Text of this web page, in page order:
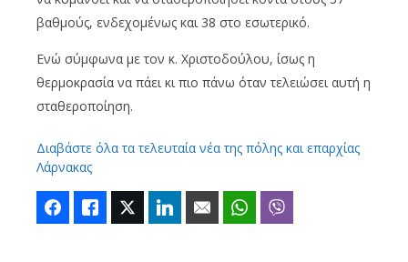
βαθμούς, ενδεχομένως και 38 στο εσωτερικό.
Ενώ σύμφωνα με τον κ. Χριστοδούλου, ίσως η
θερμοκρασία να πάει κι πιο πάνω όταν τελειώσει αυτή η
σταθεροποίηση.
Διαβάστε όλα τα τελευταία νέα της πόλης και επαρχίας
Λάρνακας
FacebookLike Twitter LinkedIn Email WhatsApp